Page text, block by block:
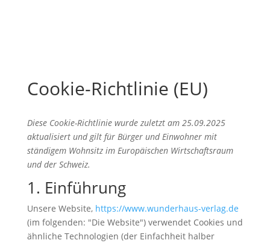
Cookie-Richtlinie (EU)
Diese Cookie-Richtlinie wurde zuletzt am 25.09.2025
aktualisiert und gilt für Bürger und Einwohner mit
ständigem Wohnsitz im Europäischen Wirtschaftsraum
und der Schweiz.
1. Einführung
Unsere Website, https://www.wunderhaus-verlag.de
(im folgenden: "Die Website") verwendet Cookies und
ähnliche Technologien (der Einfachheit halber